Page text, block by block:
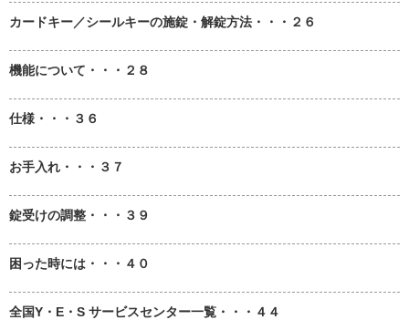
カードキー／シールキーの施錠・解錠方法・・・２６
機能について・・・２８
仕様・・・３６
お手入れ・・・３７
錠受けの調整・・・３９
困った時には・・・４０
全国Y・E・S サービスセンター一覧・・・４４